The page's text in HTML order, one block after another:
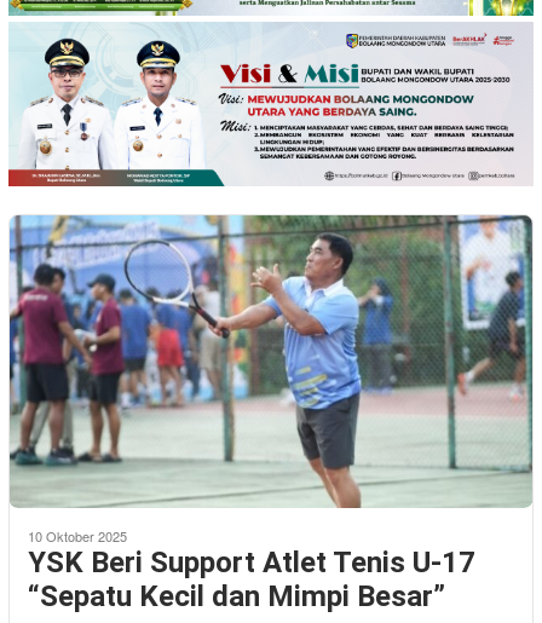
10 Oktober 2025
YSK Beri Support Atlet Tenis U-17
“Sepatu Kecil dan Mimpi Besar”